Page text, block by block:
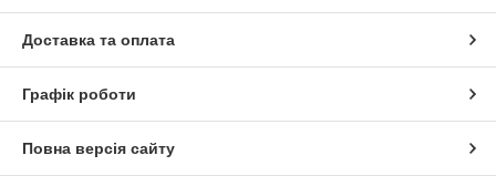
Доставка та оплата
Графік роботи
Повна версія сайту